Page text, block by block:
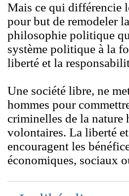
Mais ce qui différencie
pour but de remodeler
philosophie politique
système politique à la
liberté et la
Une société libre, ne
hommes pour
criminelles de la nature
volontaires. La liberté
encouragent les
économiques, sociaux